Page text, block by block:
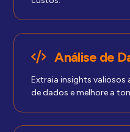
Análise de
Extraia insights valiosos
de dados e melhore a